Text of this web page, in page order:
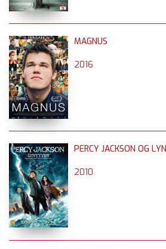
MAGNUS
2016
PERCY JACKSON OG
2010